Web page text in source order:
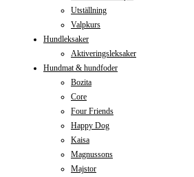
Utställning
Valpkurs
Hundleksaker
Aktiveringsleksaker
Hundmat & hundfoder
Bozita
Core
Four Friends
Happy Dog
Kaisa
Magnussons
Majstor